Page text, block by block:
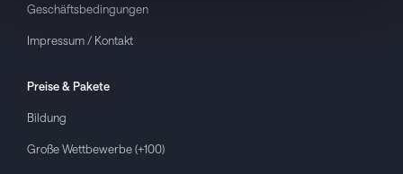
Geschäftsbedingungen
Impressum / Kontakt
Preise & Pakete
Bildung
Große Wettbewerbe (+100)